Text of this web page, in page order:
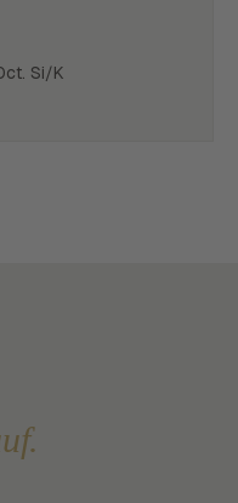
Si/K